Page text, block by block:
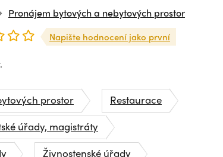
Pronájem bytových a nebytových prostor
Napište hodnocení jako první
prostor
Restaurace
úřady, magistráty
Živnostenské úřady